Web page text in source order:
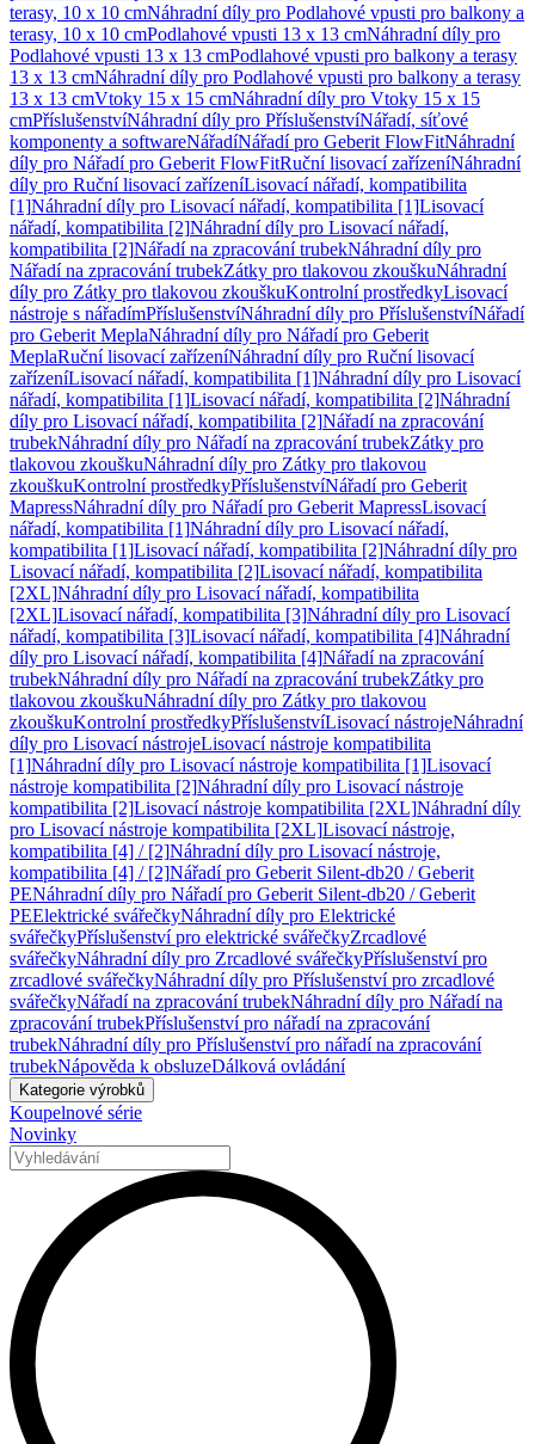
terasy, 10 x 10 cmNáhradní díly pro Podlahové vpusti pro balkony a
terasy, 10 x 10 cmPodlahové vpusti 13 x 13 cmNáhradní díly pro
Podlahové vpusti 13 x 13 cmPodlahové vpusti pro balkony a terasy
13 x 13 cmNáhradní díly pro Podlahové vpusti pro balkony a terasy
13 x 13 cmVtoky 15 x 15 cmNáhradní díly pro Vtoky 15 x 15
cmPříslušenstvíNáhradní díly pro PříslušenstvíNářadí, síťové
komponenty a softwareNářadíNářadí pro Geberit FlowFitNáhradní
díly pro Nářadí pro Geberit FlowFitRuční lisovací zařízeníNáhradní
díly pro Ruční lisovací zařízeníLisovací nářadí, kompatibilita
[1]Náhradní díly pro Lisovací nářadí, kompatibilita [1]Lisovací
nářadí, kompatibilita [2]Náhradní díly pro Lisovací nářadí,
kompatibilita [2]Nářadí na zpracování trubekNáhradní díly pro
Nářadí na zpracování trubekZátky pro tlakovou zkouškuNáhradní
díly pro Zátky pro tlakovou zkouškuKontrolní prostředkyLisovací
nástroje s nářadímPříslušenstvíNáhradní díly pro PříslušenstvíNářadí
pro Geberit MeplaNáhradní díly pro Nářadí pro Geberit
MeplaRuční lisovací zařízeníNáhradní díly pro Ruční lisovací
zařízeníLisovací nářadí, kompatibilita [1]Náhradní díly pro Lisovací
nářadí, kompatibilita [1]Lisovací nářadí, kompatibilita [2]Náhradní
díly pro Lisovací nářadí, kompatibilita [2]Nářadí na zpracování
trubekNáhradní díly pro Nářadí na zpracování trubekZátky pro
tlakovou zkouškuNáhradní díly pro Zátky pro tlakovou
zkouškuKontrolní prostředkyPříslušenstvíNářadí pro Geberit
MapressNáhradní díly pro Nářadí pro Geberit MapressLisovací
nářadí, kompatibilita [1]Náhradní díly pro Lisovací nářadí,
kompatibilita [1]Lisovací nářadí, kompatibilita [2]Náhradní díly pro
Lisovací nářadí, kompatibilita [2]Lisovací nářadí, kompatibilita
[2XL]Náhradní díly pro Lisovací nářadí, kompatibilita
[2XL]Lisovací nářadí, kompatibilita [3]Náhradní díly pro Lisovací
nářadí, kompatibilita [3]Lisovací nářadí, kompatibilita [4]Náhradní
díly pro Lisovací nářadí, kompatibilita [4]Nářadí na zpracování
trubekNáhradní díly pro Nářadí na zpracování trubekZátky pro
tlakovou zkouškuNáhradní díly pro Zátky pro tlakovou
zkouškuKontrolní prostředkyPříslušenstvíLisovací nástrojeNáhradní
díly pro Lisovací nástrojeLisovací nástroje kompatibilita
[1]Náhradní díly pro Lisovací nástroje kompatibilita [1]Lisovací
nástroje kompatibilita [2]Náhradní díly pro Lisovací nástroje
kompatibilita [2]Lisovací nástroje kompatibilita [2XL]Náhradní díly
pro Lisovací nástroje kompatibilita [2XL]Lisovací nástroje,
kompatibilita [4] / [2]Náhradní díly pro Lisovací nástroje,
kompatibilita [4] / [2]Nářadí pro Geberit Silent-db20 / Geberit
PENáhradní díly pro Nářadí pro Geberit Silent-db20 / Geberit
PEElektrické svářečkyNáhradní díly pro Elektrické
svářečkyPříslušenství pro elektrické svářečkyZrcadlové
svářečkyNáhradní díly pro Zrcadlové svářečkyPříslušenství pro
zrcadlové svářečkyNáhradní díly pro Příslušenství pro zrcadlové
svářečkyNářadí na zpracování trubekNáhradní díly pro Nářadí na
zpracování trubekPříslušenství pro nářadí na zpracování
trubekNáhradní díly pro Příslušenství pro nářadí na zpracování
trubekNápověda k obsluzeDálková ovládání
Kategorie výrobků
Koupelnové série
Novinky